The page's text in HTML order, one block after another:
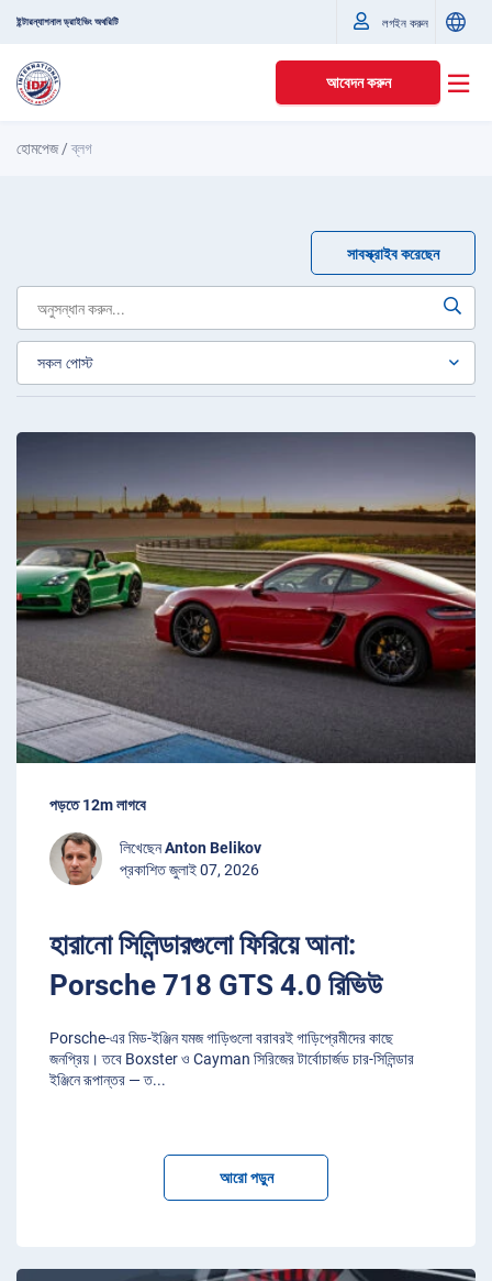
ইন্টারন্যাশনাল ড্রাইভিং অথরিটি লগইন করুন
আবেদন করুন
হোমপেজ/ব্লগ
সাবস্ক্রাইব করেছেন
পড়তে 12m লাগবে
লিখেছেনAnton Belikov
প্রকাশিত জুলাই 07, 2026
হারানো সিলিন্ডারগুলো ফিরিয়ে আনা:
Porsche 718 GTS 4.0 রিভিউ
Porsche-এর মিড-ইঞ্জিন যমজ গাড়িগুলো বরাবরই গাড়িপ্রেমীদের কাছে
জনপ্রিয়। তবে Boxster ও Cayman সিরিজের টার্বোচার্জড চার-সিলিন্ডার
ইঞ্জিনে রূপান্তর — ত...
আরো পড়ুন